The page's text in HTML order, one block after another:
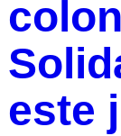
este